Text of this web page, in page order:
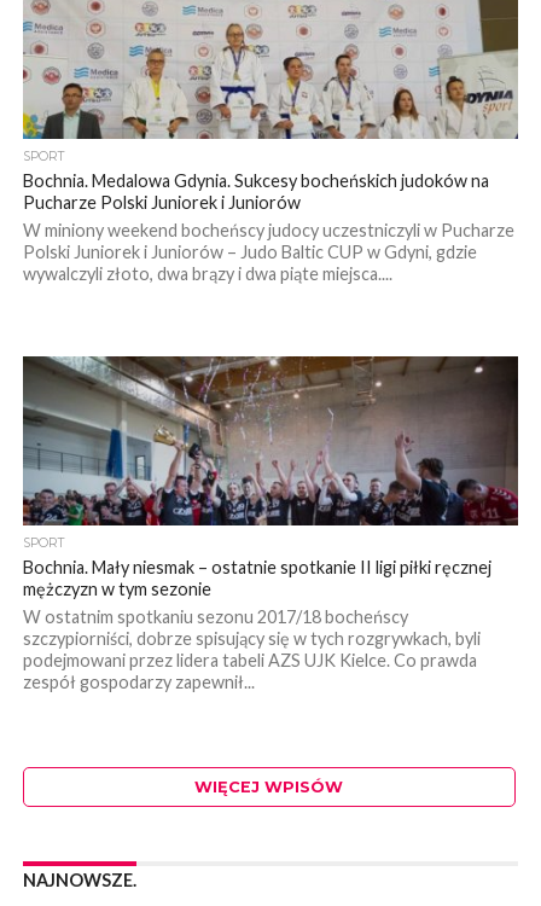
SPORT
Bochnia. Medalowa Gdynia. Sukcesy bocheńskich judoków na
Pucharze Polski Juniorek i Juniorów
W miniony weekend bocheńscy judocy uczestniczyli w Pucharze
Polski Juniorek i Juniorów – Judo Baltic CUP w Gdyni, gdzie
wywalczyli złoto, dwa brązy i dwa piąte miejsca....
SPORT
Bochnia. Mały niesmak – ostatnie spotkanie II ligi piłki ręcznej
mężczyzn w tym sezonie
W ostatnim spotkaniu sezonu 2017/18 bocheńscy
szczypiorniści, dobrze spisujący się w tych rozgrywkach, byli
podejmowani przez lidera tabeli AZS UJK Kielce. Co prawda
zespół gospodarzy zapewnił...
WIĘCEJ WPISÓW
NAJNOWSZE.